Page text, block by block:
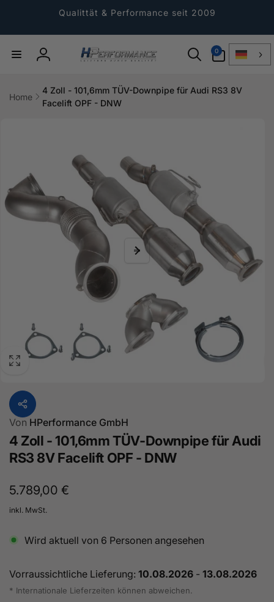
Qualittät & Performance seit 2009
Einloggen
0
Artikel
Home
4 Zoll - 101,6mm TÜV-Downpipe für Audi RS3 8V
Facelift OPF - DNW
Von HPerformance GmbH
4 Zoll - 101,6mm TÜV-Downpipe für Audi
RS3 8V Facelift OPF - DNW
Normaler
Preis
5.789,00 €
inkl. MwSt.
Wird aktuell von 6 Personen angesehen
Vorraussichtliche Lieferung: 10.08.2026 - 13.08.2026
* Internationale Lieferzeiten können abweichen.